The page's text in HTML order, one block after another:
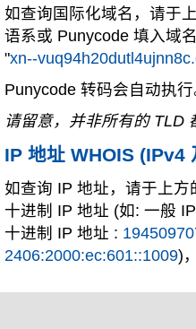
如查询国际化域名，请于
语系或 Punycode 填入域
"xn--
Punycode 转码会自动执行
请留意，并非所有的 TLD
IP 地址 WHOIS (IPv4
如查询 IP 地址，请于上
十进制 IP 地址 (如: 一般
十进制 IP 地址 :
2406:2000:ec:601::1009)